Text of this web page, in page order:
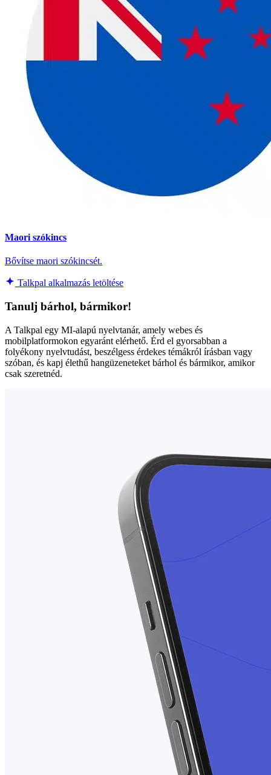
Maori szókincs
Bővítse maori szókincsét.
Talkpal alkalmazás letöltése
Tanulj bárhol, bármikor!
A Talkpal egy MI-alapú nyelvtanár, amely webes és
mobilplatformokon egyaránt elérhető. Érd el gyorsabban a
folyékony nyelvtudást, beszélgess érdekes témákról írásban vagy
szóban, és kapj élethű hangüzeneteket bárhol és bármikor, amikor
csak szeretnéd.